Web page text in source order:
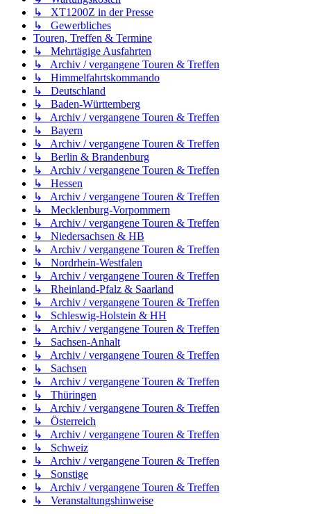
↳ XT1200Z in der Presse
↳ Gewerbliches
Touren, Treffen & Termine
↳ Mehrtägige Ausfahrten
↳ Archiv / vergangene Touren & Treffen
↳ Himmelfahrtskommando
↳ Deutschland
↳ Baden-Württemberg
↳ Archiv / vergangene Touren & Treffen
↳ Bayern
↳ Archiv / vergangene Touren & Treffen
↳ Berlin & Brandenburg
↳ Archiv / vergangene Touren & Treffen
↳ Hessen
↳ Archiv / vergangene Touren & Treffen
↳ Mecklenburg-Vorpommern
↳ Archiv / vergangene Touren & Treffen
↳ Niedersachsen & HB
↳ Archiv / vergangene Touren & Treffen
↳ Nordrhein-Westfalen
↳ Archiv / vergangene Touren & Treffen
↳ Rheinland-Pfalz & Saarland
↳ Archiv / vergangene Touren & Treffen
↳ Schleswig-Holstein & HH
↳ Archiv / vergangene Touren & Treffen
↳ Sachsen-Anhalt
↳ Archiv / vergangene Touren & Treffen
↳ Sachsen
↳ Archiv / vergangene Touren & Treffen
↳ Thüringen
↳ Archiv / vergangene Touren & Treffen
↳ Österreich
↳ Archiv / vergangene Touren & Treffen
↳ Schweiz
↳ Archiv / vergangene Touren & Treffen
↳ Sonstige
↳ Archiv / vergangene Touren & Treffen
↳ Veranstaltungshinweise